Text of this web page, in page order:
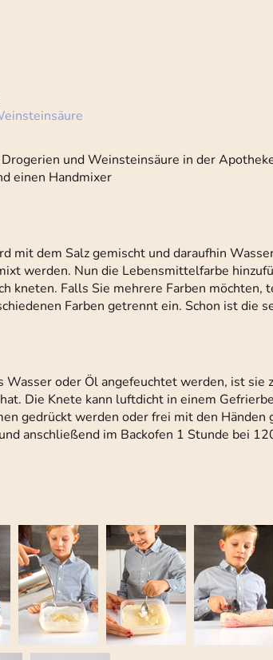
und Weinsteinsäure in der
einen Handmixer
mit dem Salz gemischt und daraufhin
werden. Nun die Lebensmittelfarbe
kneten. Falls Sie mehrere Farben
Farben getrennt ein. Schon ist die
Wasser oder Öl angefeuchtet werden, ist
Die Knete kann luftdicht in einem
gedrückt werden oder frei mit den
anschließend im Backofen 1 Stunde bei